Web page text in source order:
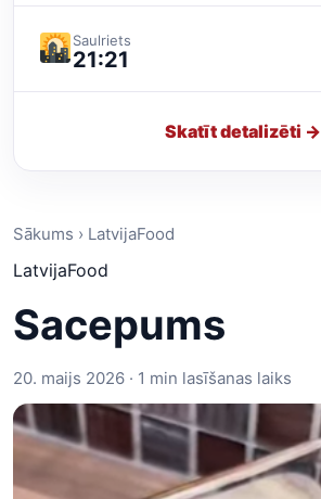
Saulriets
21:21
Skatīt detalizēti →
Sākums › LatvijaFood
LatvijaFood
Sacepums
20. maijs 2026 · 1 min lasīšanas laiks